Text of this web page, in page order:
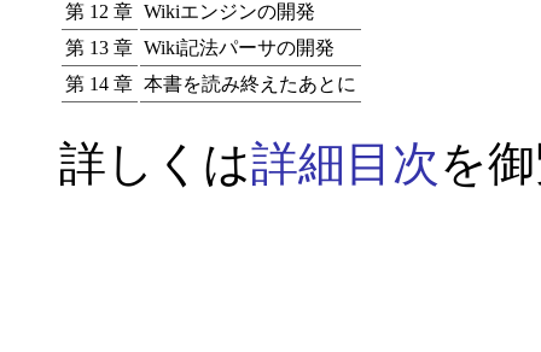
第 12 章 Wikiエンジンの開発
第 13 章 Wiki記法パーサの開発
第 14 章 本書を読み終えたあとに
詳しくは詳細目次を